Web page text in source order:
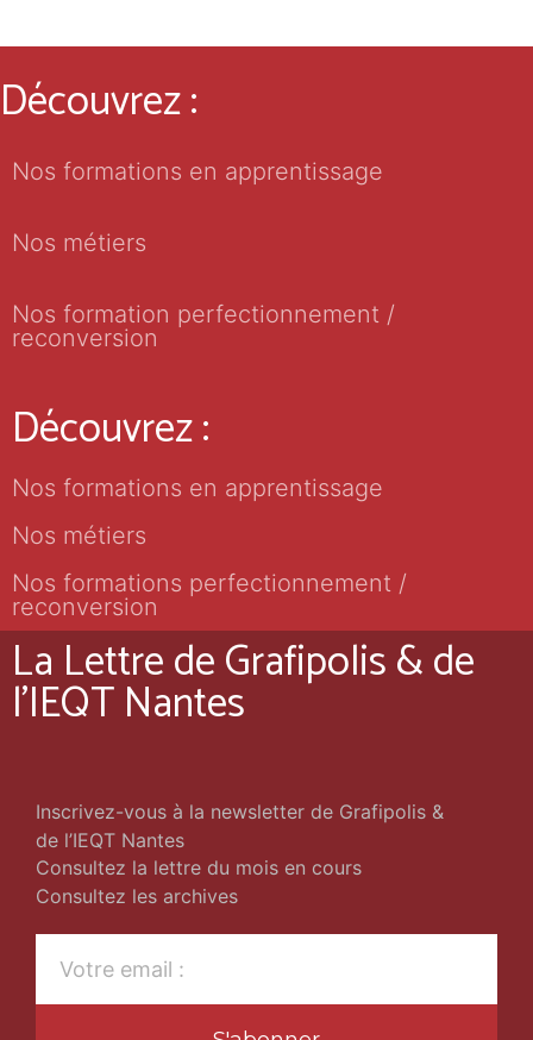
Découvrez :
Nos formations en apprentissage
Nos métiers
Nos formation perfectionnement /
reconversion
Découvrez :
Nos formations en apprentissage
Nos métiers
Nos formations perfectionnement /
reconversion
La Lettre de Grafipolis & de
l'IEQT Nantes
Inscrivez-vous à la newsletter de Grafipolis &
de l’IEQT Nantes
Consultez la lettre du mois en cours
Consultez les archives